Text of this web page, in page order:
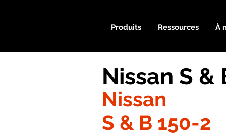
Produits Ressources À
Nissan S
Nissan
S & B 150-2